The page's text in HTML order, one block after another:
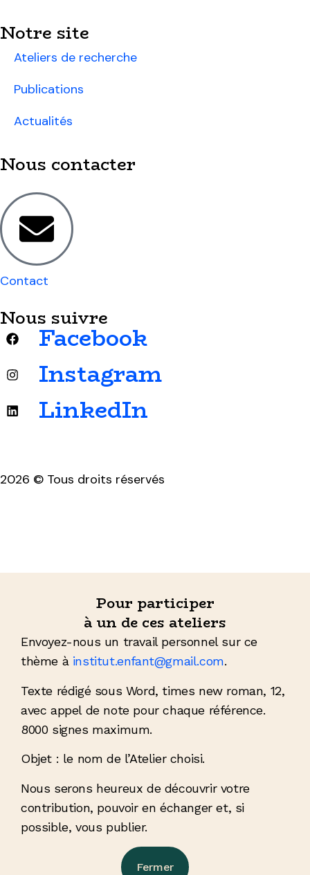
Notre site
Ateliers de recherche
Publications
Actualités
Nous contacter
Contact
Nous suivre
Facebook
Instagram
LinkedIn
2026 © Tous droits réservés
Pour participer
à un de ces ateliers
Envoyez-nous un travail personnel sur ce
thème à institut.enfant@gmail.com.
Texte rédigé sous Word, times new roman, 12,
avec appel de note pour chaque référence.
8000 signes maximum.
Objet : le nom de l’Atelier choisi.
Nous serons heureux de découvrir votre
contribution, pouvoir en échanger et, si
possible, vous publier.
Fermer